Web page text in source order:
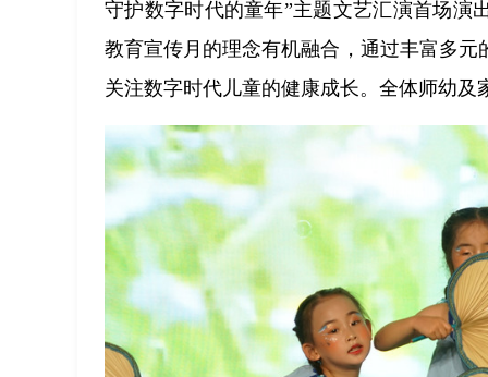
守护数字时代的童年”主题文艺汇演首场
教育宣传月的理念有机融合，通过丰富多
关注数字时代儿童的健康成长。全体师幼